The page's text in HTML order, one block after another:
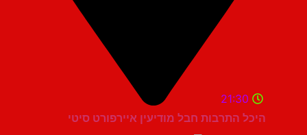
היכל התרבות חבל מודיעין איירפורט סיטי
21:30